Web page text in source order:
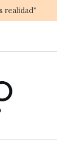
realidad"